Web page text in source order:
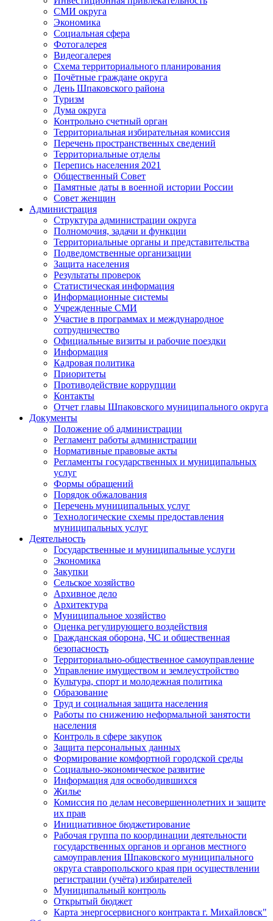
СМИ округа
Экономика
Социальная сфера
Фотогалерея
Видеогалерея
Схема территориального планирования
Почётные граждане округа
День Шпаковского района
Туризм
Дума округа
Контрольно счетный орган
Территориальная избирательная комиссия
Перечень пространственных сведений
Территориальные отделы
Перепись населения 2021
Общественный Совет
Памятные даты в военной истории России
Совет женщин
Администрация
Структура администрации округа
Полномочия, задачи и функции
Территориальные органы и представительства
Подведомственные организации
Защита населения
Результаты проверок
Статистическая информация
Информационные системы
Учрежденные СМИ
Участие в программах и международное
сотрудничество
Официальные визиты и рабочие поездки
Информация
Кадровая политика
Приоритеты
Противодействие коррупции
Контакты
Отчет главы Шпаковского муниципального округа
Документы
Положение об администрации
Регламент работы администрации
Нормативные правовые акты
Регламенты государственных и муниципальных
услуг
Формы обращений
Порядок обжалования
Перечень муниципальных услуг
Технологические схемы предоставления
муниципальных услуг
Деятельность
Государственные и муниципальные услуги
Экономика
Закупки
Сельское хозяйство
Архивное дело
Архитектура
Муниципальное хозяйство
Оценка регулирующего воздействия
Гражданская оборона, ЧС и общественная
безопасность
Территориально-общественное самоуправление
Управление имуществом и землеустройство
Культура, спорт и молодежная политика
Образование
Труд и социальная защита населения
Работы по снижению неформальной занятости
населения
Контроль в сфере закупок
Защита персональных данных
Формирование комфортной городской среды
Социально-экономическое развитие
Информация для освободившихся
Жилье
Комиссия по делам несовершеннолетних и защите
их прав
Инициативное бюджетирование
Рабочая группа по координации деятельности
государственных органов и органов местного
самоуправления Шпаковского муниципального
округа ставропольского края при осуществлении
регистрации (учёта) избирателей
Муниципальный контроль
Открытый бюджет
Карта энергосервисного контракта г. Михайловск"